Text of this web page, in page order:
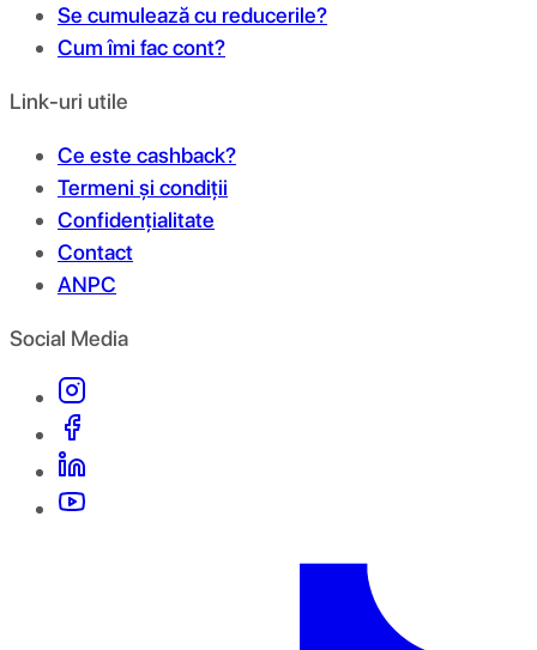
Se cumulează cu reducerile?
Cum îmi fac cont?
Link-uri utile
Ce este cashback?
Termeni și condiții
Confidențialitate
Contact
ANPC
Social Media